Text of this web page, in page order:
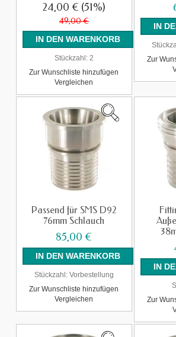
24,00 € (51%)
49,00 €
Stückzahl:2
Zur Wunschliste hinzufügen
Vergleichen
Zur
Passend für SMS D92
76mm Schlauch
85,00 €
Stückzahl: Vorbestellung
Zur Wunschliste hinzufügen
Vergleichen
Zur